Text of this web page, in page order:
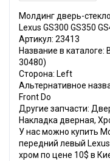
Молдинг дверь-
Lexus GS300 GS350
Артикул: 23413
Название в каталоге:
30480)
Сторона: Left
Альтернативное
Front Do
Другие запчасти:
Накладка дверная,
У нас можно купить
передний левый Lexus
хром по цене 10$ в